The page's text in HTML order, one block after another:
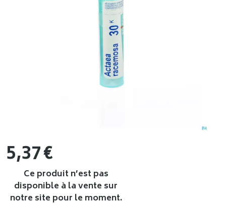
5,37€
Ce produit n’est pas
disponible à la vente sur
notre site pour le moment.